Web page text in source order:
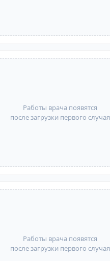
Работы врача появятся
после загрузки первого случая
Работы врача появятся
после загрузки первого случая